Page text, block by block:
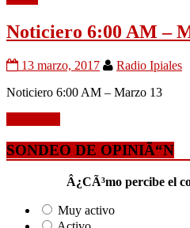
Noticiero 6:00 AM –
13 marzo, 2017
Radio Ipiales
Noticiero 6:00 AM – Marzo 13
SONDEO DE OPINIÃ“N
Â¿CÃ³mo percibe el
Muy activo